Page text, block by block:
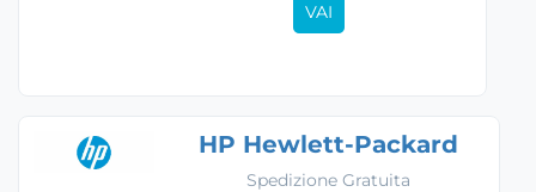
VAI
HP Hewlett-Packard
Spedizione Gratuita